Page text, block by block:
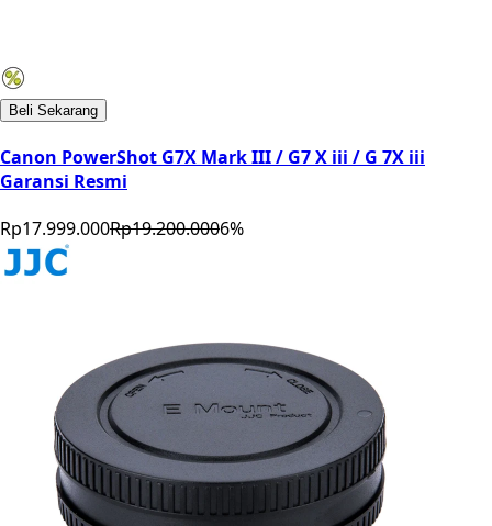
Beli Sekarang
Canon PowerShot G7X Mark III / G7 X iii / G 7X iii
Garansi Resmi
Rp17.999.000Rp19.200.0006%